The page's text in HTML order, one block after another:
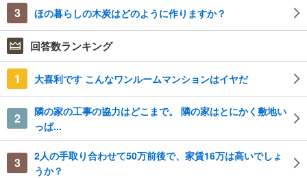
3 ほの暮らしの木炭はどのように作りますか？
回答数ランキング
1 大喜利です こんなワンルームマンションはイヤだ
2
隣の家の工事の協力はどこまで。 隣の家はとにかく敷地い
っぱ...
3
2人の手取り合わせて50万前後で、家賃16万は高いでしょ
うか？